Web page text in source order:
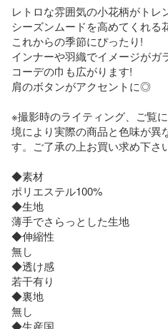
レトロな雰囲気の小花柄がトレ
シーズンムードを高めてくれる
これからの季節にぴったり!
インナーや羽織でイメージがガ
コーデの巾も広がります!
肩のボタンがアクセントに◎
※撮影時のライティング、ご覧
境により実際の商品と色味が異
す。ご了承の上お買い求め下さい
◆素材
ポリエステル100%
◆生地
薄手でさらっとした生地
◆伸縮性
無し
◆透け感
若干有り
◆裏地
無し
◆生産国